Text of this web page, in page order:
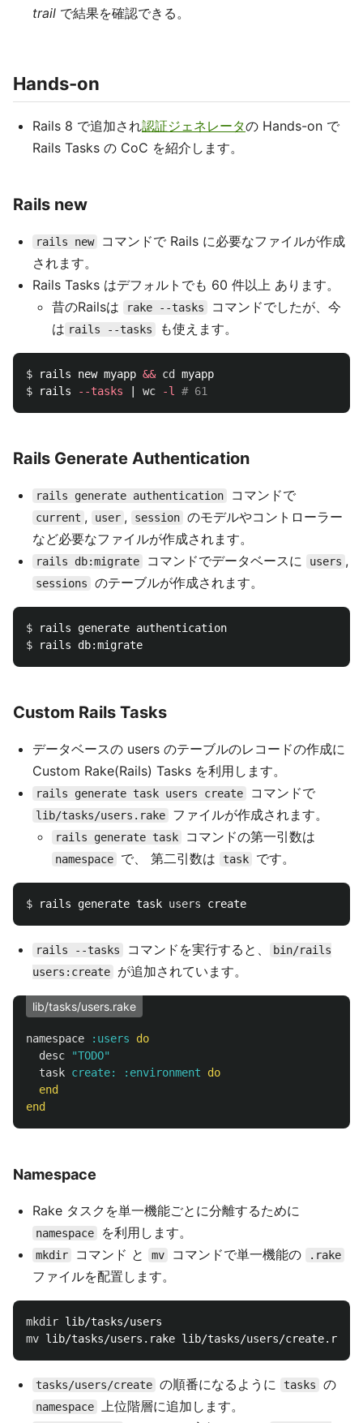
trail で結果を確認できる。
Hands-on
Rails 8 で追加され認証ジェネレータの Hands-on で
Rails Tasks の CoC を紹介します。
Rails new
rails new
コマンドで Rails に必要なファイルが作成
されます。
Rails Tasks はデフォルトでも 60 件以上 あります。
昔のRailsは
rake --tasks
コマンドでしたが、今
は rails --tasks も使えます。
$ rails new myapp && cd
$
rails --tasks wc -l # 61
Rails Generate Authentication
rails generate authentication コマンドで
current , user , session のモデルやコントローラー
など必要なファイルが作成されます。
rails db:migrate コマンドでデータベースに users ,
sessions のテーブルが作成されます。
$
$
Custom Rails Tasks
データベースの users のテーブルのレコードの作成に
Custom Rake(Rails) Tasks を利用します。
rails generate task users create コマンドで
lib/tasks/users.rake ファイルが作成されます。
rails generate task コマンドの第一引数は
namespace で、 第二引数は task です。
$ rails generate task users
rails --tasks コマンドを実行すると、
bin/rails
users:create
が追加されています。
lib/tasks/users.rake
namespace :users
do
desc
"TODO"
task create: :environment
do
end
end
Namespace
Rake タスクを単一機能ごとに分離するために
namespace を利用します。
mkdir コマンド と mv コマンドで単一機能の .rake
ファイルを配置します。
mkdir
mv
tasks/users/create の順番になるように tasks の
namespace 上位階層に追加します。